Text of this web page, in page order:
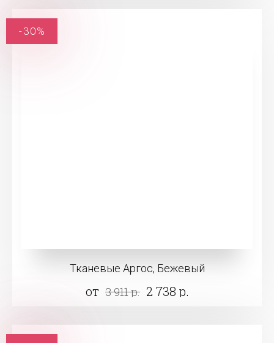
Тканевые Аргос, Бежевый
от 3 911 р. 2 738 р.
-30%